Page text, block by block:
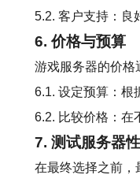
5.2. 客户支持：良
6. 价格与预算
游戏服务器的价格
6.1. 设定预算：根
6.2. 比较价格：在
7. 测试服务器
在最终选择之前，